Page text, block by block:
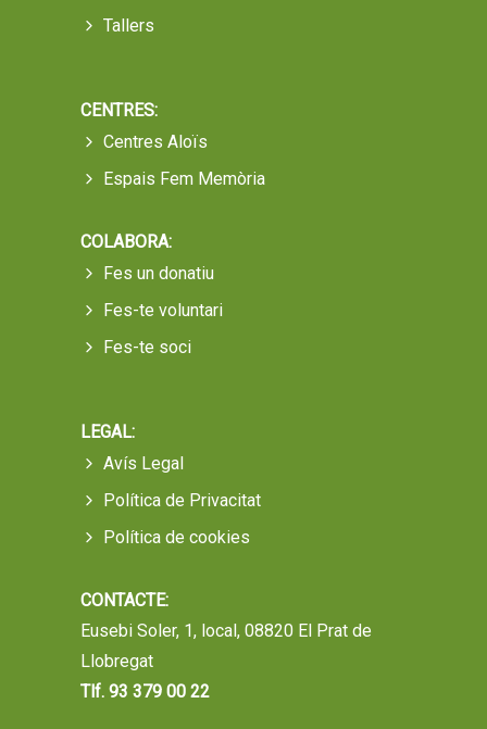
Tallers
CENTRES:
Centres Aloïs
Espais Fem Memòria
COLABORA:
Fes un donatiu
Fes-te voluntari
Fes-te soci
LEGAL:
Avís Legal
Política de Privacitat
Política de cookies
CONTACTE:
Eusebi Soler, 1, local, 08820 El Prat de
Llobregat
Tlf. 93 379 00 22